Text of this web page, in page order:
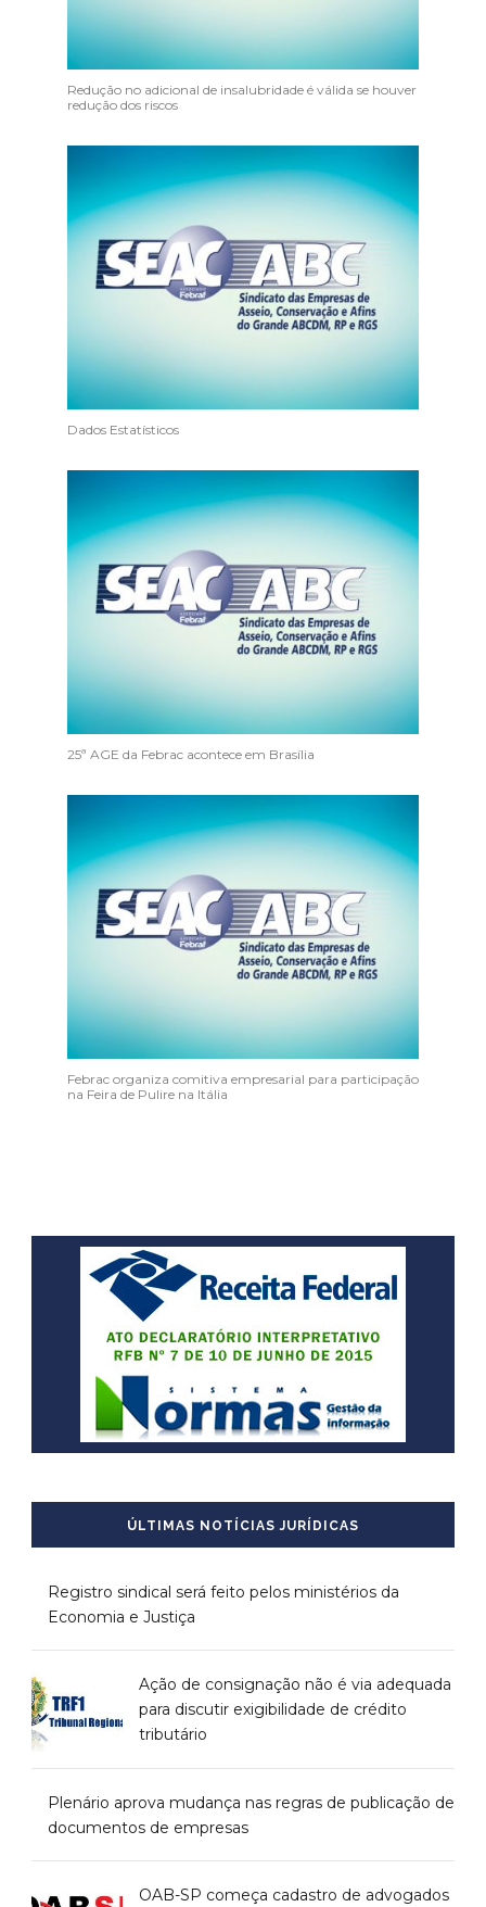
Redução no adicional de insalubridade é válida se houver
redução dos riscos
Dados Estatísticos
25ª AGE da Febrac acontece em Brasília
Febrac organiza comitiva empresarial para participação
na Feira de Pulire na Itália
ÚLTIMAS NOTÍCIAS JURÍDICAS
Registro sindical será feito pelos ministérios da
Economia e Justiça
Ação de consignação não é via adequada
para discutir exigibilidade de crédito
tributário
Plenário aprova mudança nas regras de publicação de
documentos de empresas
OAB-SP começa cadastro de advogados